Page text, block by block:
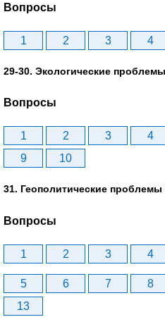
Вопросы
1 2 3 4
29-30. Экологические
Вопросы
1 2 3 4
9
10
31. Геополитические проблемы
Вопросы
1 2 3 4
5 6 7 8
13